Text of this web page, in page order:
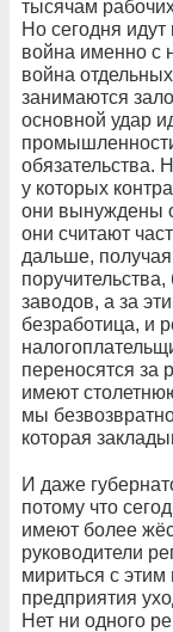
тысячам
Но сегодня
война именно с
война
занимаются
основной удар
обязательства.
у которых
они вынуждены
они считают
дальше,
заводов, а за
безработица, и
переносятся за
имеют
мы
которая
И даже
потому что
имеют более
руководители
мириться с
предприятия
Нет ни одного